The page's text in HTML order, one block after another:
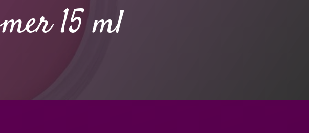
15 ml